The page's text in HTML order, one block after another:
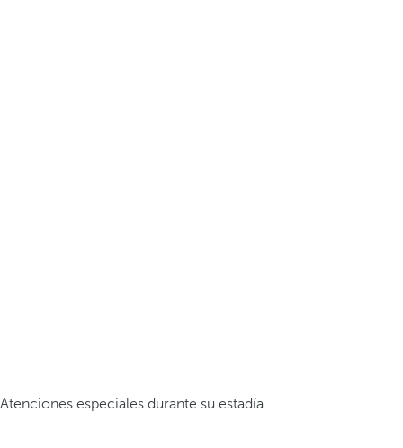
Atenciones especiales durante su estadía